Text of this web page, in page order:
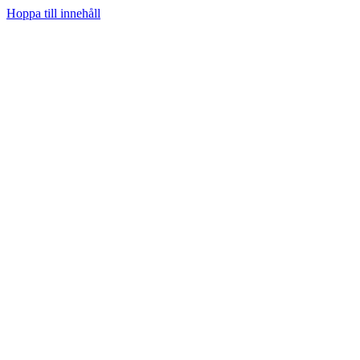
Hoppa till innehåll